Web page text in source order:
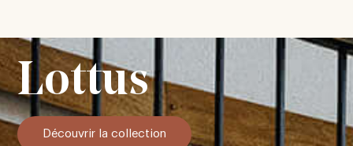
Lottus
Découvrir la collection